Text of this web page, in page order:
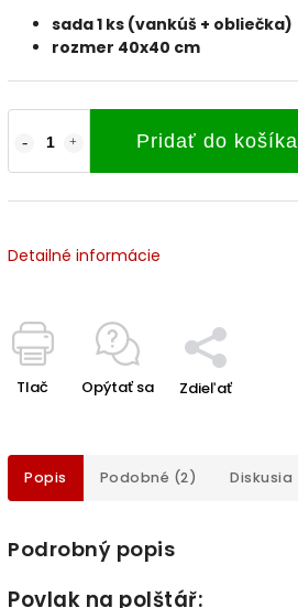
Pridať do košíka
sada 1 ks (vankúš + obliečka)
rozmer 40x40 cm
Detailné informácie
Tlač Opýtať sa Zdieľať
Popis Podobné (2) Diskusia
Podrobný popis
Povlak na polštář: